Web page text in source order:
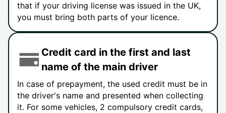
that if your driving license was issued in the UK,
you must bring both parts of your licence.
Credit card in the first and last
name of the main driver
In case of prepayment, the used credit must be in
the driver's name and presented when collecting
it. For some vehicles, 2 compulsory credit cards,